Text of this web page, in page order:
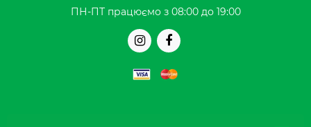
ПН-ПТ працюємо з 08:00 до 19:00